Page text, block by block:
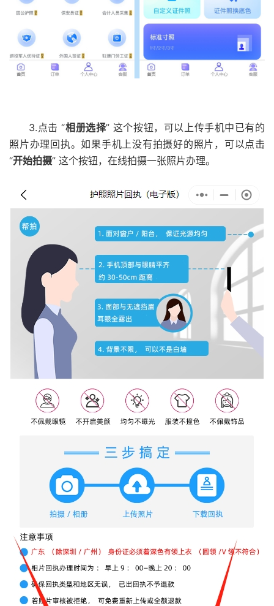
3.点击 “相册选择” 这个按钮，可以上传手机中已有的
照片办理回执。如果手机上没有拍摄好的照片，可以点击
“开始拍摄” 这个按钮，在线拍摄一张照片办理。